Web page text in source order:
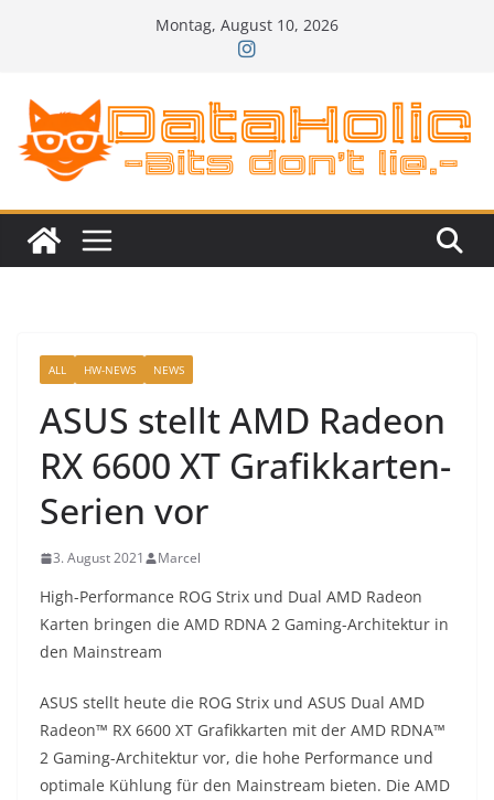
Montag, August 10, 2026
ALL HW-NEWS NEWS
ASUS stellt AMD Radeon
RX 6600 XT Grafikkarten-
Serien vor
3. August 2021 Marcel
High-Performance ROG Strix und Dual AMD Radeon
Karten bringen die AMD RDNA 2 Gaming-Architektur in
den Mainstream
ASUS stellt heute die ROG Strix und ASUS Dual AMD
Radeon™ RX 6600 XT Grafikkarten mit der AMD RDNA™
2 Gaming-Architektur vor, die hohe Performance und
optimale Kühlung für den Mainstream bieten. Die AMD